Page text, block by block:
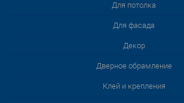
Для потолка
Для фасада
Декор
Дверное обрамление
Клей и крепления